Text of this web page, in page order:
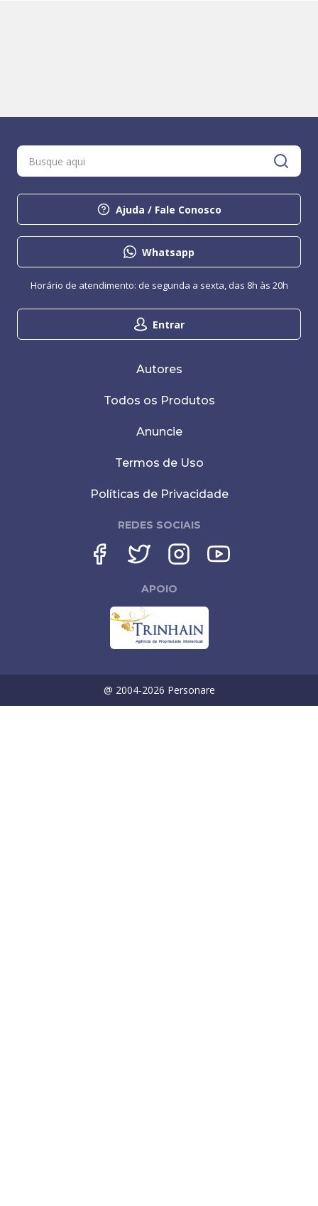
Ajuda / Fale Conosco
Whatsapp
Entrar
Horário de atendimento: de segunda a sexta, das 8h às 20h
Autores
Todos os Produtos
Anuncie
Termos de Uso
Políticas de Privacidade
REDES SOCIAIS
APOIO
@ 2004-2026 Personare